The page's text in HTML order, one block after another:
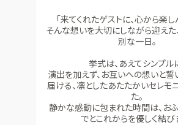
SUPPORT
お手伝い
資料請求 お問い合わせ
「来てくれたゲストに、心から楽し
そんな想いを大切にしながら迎えた
別な一日。
挙式は、あえてシンプル
演出を加えず、お互いへの想いと誓
届ける、凛としたあたたかいセレモ
た。
静かな感動に包まれた時間は、お
でとこれからを優しく結び